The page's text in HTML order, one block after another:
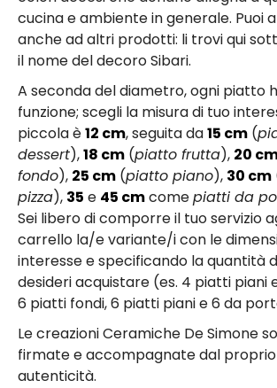
cucina e ambiente in generale. Puoi
anche ad altri prodotti: li trovi qui
il nome del decoro Sibari.
A seconda del diametro, ogni piatto
funzione; scegli la misura di tuo
piccola è12 cm, seguita da15 cm (
dessert),18 cm (piatto frutta), 20
fondo), 25 cm (piatto piano), 30 cm
pizza), 35 e 45 cmcomepiatti da
Sei libero di comporre il tuo servizio
carrello la/e variante/i con le
interesse e specificando la quantità
desideri acquistare (es. 4 piatti piani
6 piatti fondi, 6 piatti piani e 6 da
Le creazioni Ceramiche De Simone
firmate e accompagnate dal
autenticità.